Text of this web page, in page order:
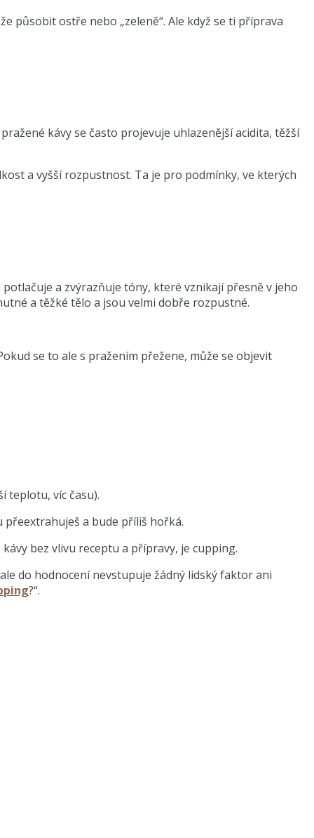
působit ostře nebo „zeleně“. Ale když se ti příprava
kávy se často projevuje uhlazenější acidita, těžší
a vyšší rozpustnost. Ta je pro podmínky, ve kterých
a zvýrazňuje tóny, které vznikají přesně v jeho
a těžké tělo a jsou velmi dobře rozpustné.
se to ale s pražením přežene, může se objevit
teplotu, víc času).
přeextrahuješ a bude příliš hořká.
bez vlivu receptu a přípravy, je cupping.
do hodnocení nevstupuje žádný lidský faktor ani
?“.